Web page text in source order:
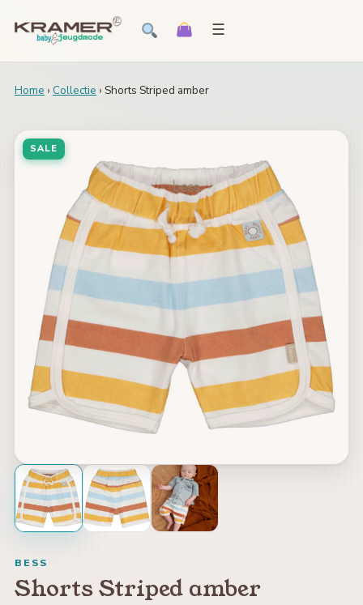
☰
Home › Collectie › Shorts Striped amber
SALE
BESS
Shorts Striped amber